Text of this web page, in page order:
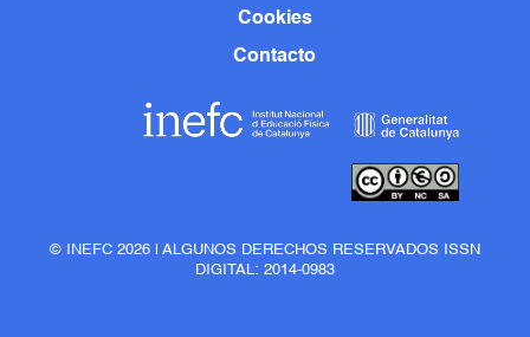
Cookies
Contacto
© INEFC 2026 | ALGUNOS DERECHOS RESERVADOS ISSN
DIGITAL: 2014-0983